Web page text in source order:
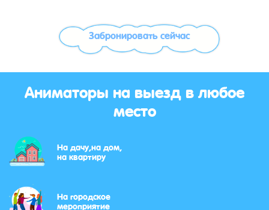
Забронировать сейчас
Аниматоры на выезд в любое
место
На дачу,на дом,
на квартиру
На городское
мероприятие